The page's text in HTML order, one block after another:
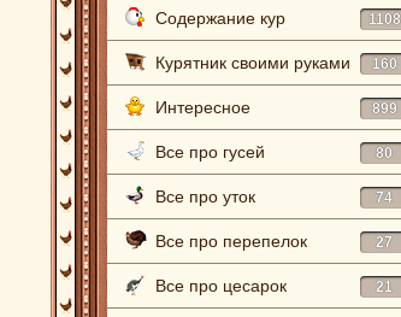
Содержание кур 1108
Курятник своими руками 160
Интересное 899
Все про гусей 80
Все про уток 74
Все про перепелок 27
Все про цесарок 21